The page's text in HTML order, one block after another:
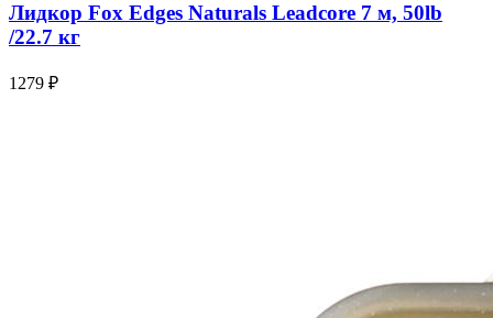
Лидкор Fox Edges Naturals Leadcore 7 м, 50lb
/22.7 кг
1279 ₽